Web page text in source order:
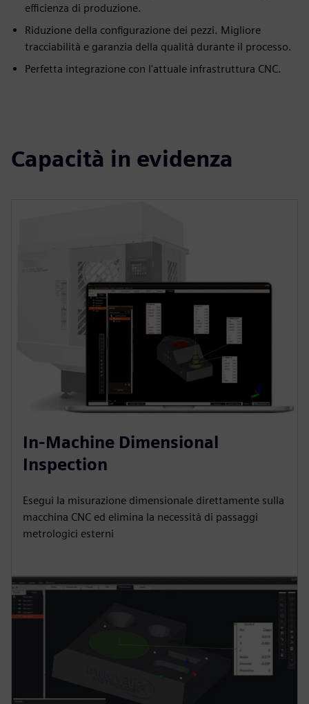
efficienza di produzione.
Riduzione della configurazione dei pezzi. Migliore
tracciabilità e garanzia della qualità durante il processo.
Perfetta integrazione con l'attuale infrastruttura CNC.
Capacità in evidenza
In-Machine Dimensional
Inspection
Esegui la misurazione dimensionale direttamente sulla
macchina CNC ed elimina la necessità di passaggi
metrologici esterni